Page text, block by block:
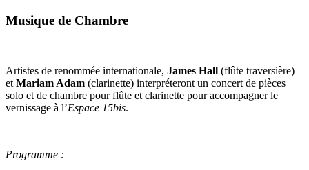
Musique de Chambre
Artistes de renommée internationale, James Hall (flûte traversière)
et Mariam Adam (clarinette) interpréteront un concert de pièces
solo et de chambre pour flûte et clarinette pour accompagner le
vernissage à l’Espace 15bis.
Programme :